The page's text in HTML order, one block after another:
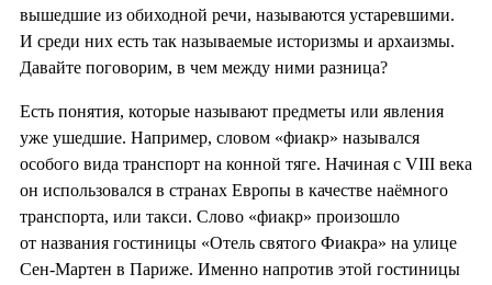
вышедшие из обиходной речи, называются устаревшими.
И среди них есть так называемые историзмы и архаизмы.
Давайте поговорим, в чем между ними разница?
Есть понятия, которые называют предметы или явления
уже ушедшие. Например, словом «фиакр» назывался
особого вида транспорт на конной тяге. Начиная с VIII века
он использовался в странах Европы в качестве наёмного
транспорта, или такси. Слово «фиакр» произошло
от названия гостиницы «Отель святого Фиакра» на улице
Сен-Мартен в Париже. Именно напротив этой гостиницы